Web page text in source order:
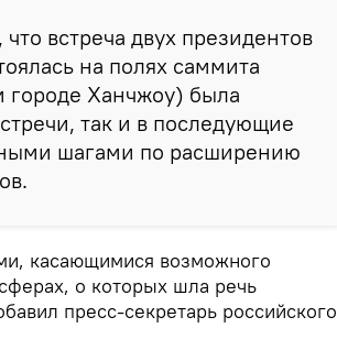
встреча двух президентов
на полях саммита
городе Ханчжоу) была
так и в последующие
шагами по расширению
касающимися возможного
о которых шла речь
пресс-секретарь российского